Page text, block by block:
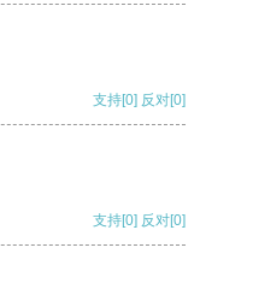
支持[0] 反对[0]
支持[0] 反对[0]